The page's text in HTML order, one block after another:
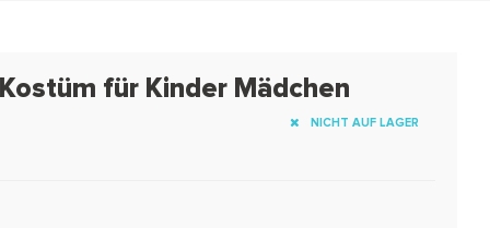
für Kinder Mädchen
NICHT AUF LAGER